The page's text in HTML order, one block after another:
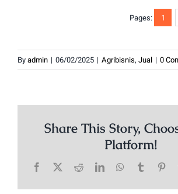
Pages: 1
Byadmin | 06/02/2025 | Agribisnis, Jual | 0
Share This Story,
Platform!
Facebook
X RedditLinkedInWhatsApp
Tumblr